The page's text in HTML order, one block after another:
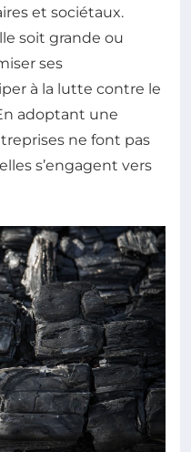
et sociétaux.
soit grande ou
ses
à la lutte contre le
adoptant une
ne font pas
s’engagent vers